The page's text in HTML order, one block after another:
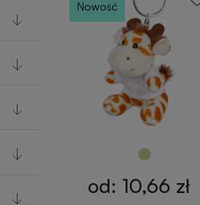
Nowość
od: 10,66 zł